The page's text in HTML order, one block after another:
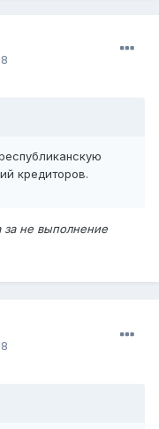
кредиторов.
за не выполнение